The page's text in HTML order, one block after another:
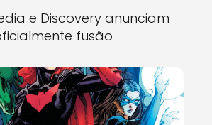
e Discovery anunciam
fusão